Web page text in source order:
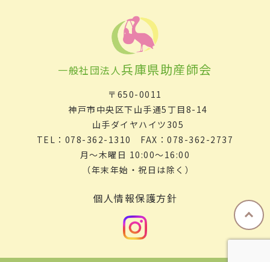
一般社団法人兵庫県助産師会
〒650-0011
神戸市中央区下山手通5丁目8-14
山手ダイヤハイツ305
TEL：078-362-1310 FAX：078-362-2737
月～木曜日 10:00～16:00
（年末年始・祝日は除く）
個人情報保護方針